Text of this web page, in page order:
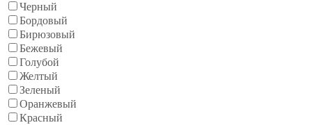
Черный
Бордовый
Бирюзовый
Бежевый
Голубой
Желтый
Зеленый
Оранжевый
Красный